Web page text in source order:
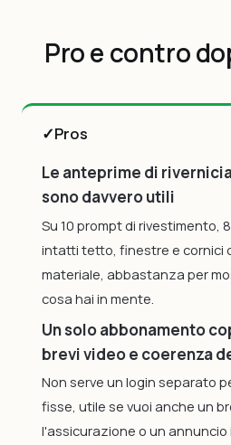
Pro e contro
✓Pros
Le anteprime di
sono davvero utili
Su 10 prompt di rivestimento,
intatti tetto, finestre e cornici
materiale, abbastanza per
cosa hai in mente.
Un solo abbonamento
brevi video e coerenza
Non serve un login separato
fisse, utile se vuoi anche un
l'assicurazione o un annuncio